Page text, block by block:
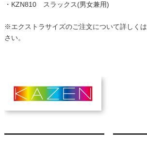
・ KZN810 スラックス(男女兼用)
※エクストラサイズのご注文について詳しく
さい。